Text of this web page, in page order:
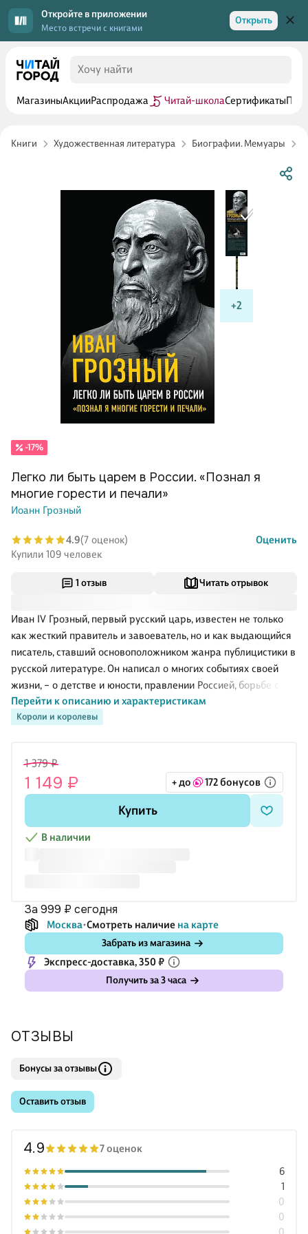
Откройте в приложении
Место встречи с книгами
Открыть
МагазиныАкцииРаспродажа Читай-школаСертификаты
Книги Художественная литература Биографии. Мемуары
+2
1 отзыв Читать отрывок
Короли и королевы
Иван IV Грозный, первый русский царь, известен не только
как жесткий правитель и завоеватель, но и как выдающийся
писатель, ставший основоположником жанра публицистики в
русской литературе. Он написал о многих событиях своей
жизни, – о детстве и юности, правлении Россией, борьбе с
врагами.
Многие горести и печали познал я, говорит Грозный, но еще
теме «легко ли быть царем в России».
«Смелый новатор, изумительный мастер языка, то гневный, то
лирически приподнятый… мастер «кусательного» стиля,
всегда принципиальный, всегда «самодержец всея Руси»,
пренебрегающий всякими лит
Перейти к описанию и характеристикам
-17%
Легко ли быть царем в России. «Познал я
многие горести и печали»
Иоанн Грозный
4.9(7 оценок)
Оценить
Купили 109 человек
1 379 ₽
1 149 ₽ + до 172 бонусов
Купить
В наличии
за 999 ₽ сегодня
Москва Смотреть наличие на карте
Забрать из магазина
Экспресс-доставка, 350 ₽
Получить за 3 часа
ОТЗЫВЫ
Бонусы за отзывы
Оставить отзыв
4.9 7 оценок
0
0
1
6